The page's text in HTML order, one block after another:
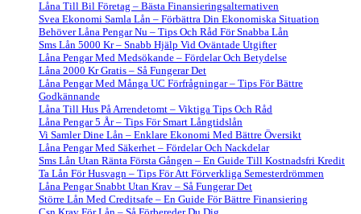
Låna Till Bil Företag – Bästa Finansieringsalternativen
Svea Ekonomi Samla Lån – Förbättra Din Ekonomiska Situation
Behöver Låna Pengar Nu – Tips Och Råd För Snabba Lån
Sms Lån 5000 Kr – Snabb Hjälp Vid Oväntade Utgifter
Låna Pengar Med Medsökande – Fördelar Och Betydelse
Låna 2000 Kr Gratis – Så Fungerar Det
Låna Pengar Med Många UC Förfrågningar – Tips För Bättre
Godkännande
Låna Till Hus På Arrendetomt – Viktiga Tips Och Råd
Låna Pengar 5 År – Tips För Smart Långtidslån
Vi Samler Dine Lån – Enklare Ekonomi Med Bättre Översikt
Låna Pengar Med Säkerhet – Fördelar Och Nackdelar
Sms Lån Utan Ränta Första Gången – En Guide Till Kostnadsfri Kredit
Ta Lån För Husvagn – Tips För Att Förverkliga Semesterdrömmen
Låna Pengar Snabbt Utan Krav – Så Fungerar Det
Större Lån Med Creditsafe – En Guide För Bättre Finansiering